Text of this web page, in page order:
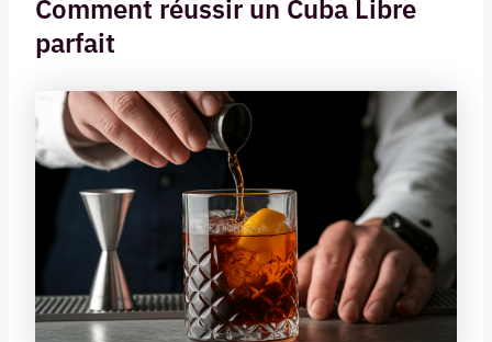
Comment réussir un Cuba Libre
parfait